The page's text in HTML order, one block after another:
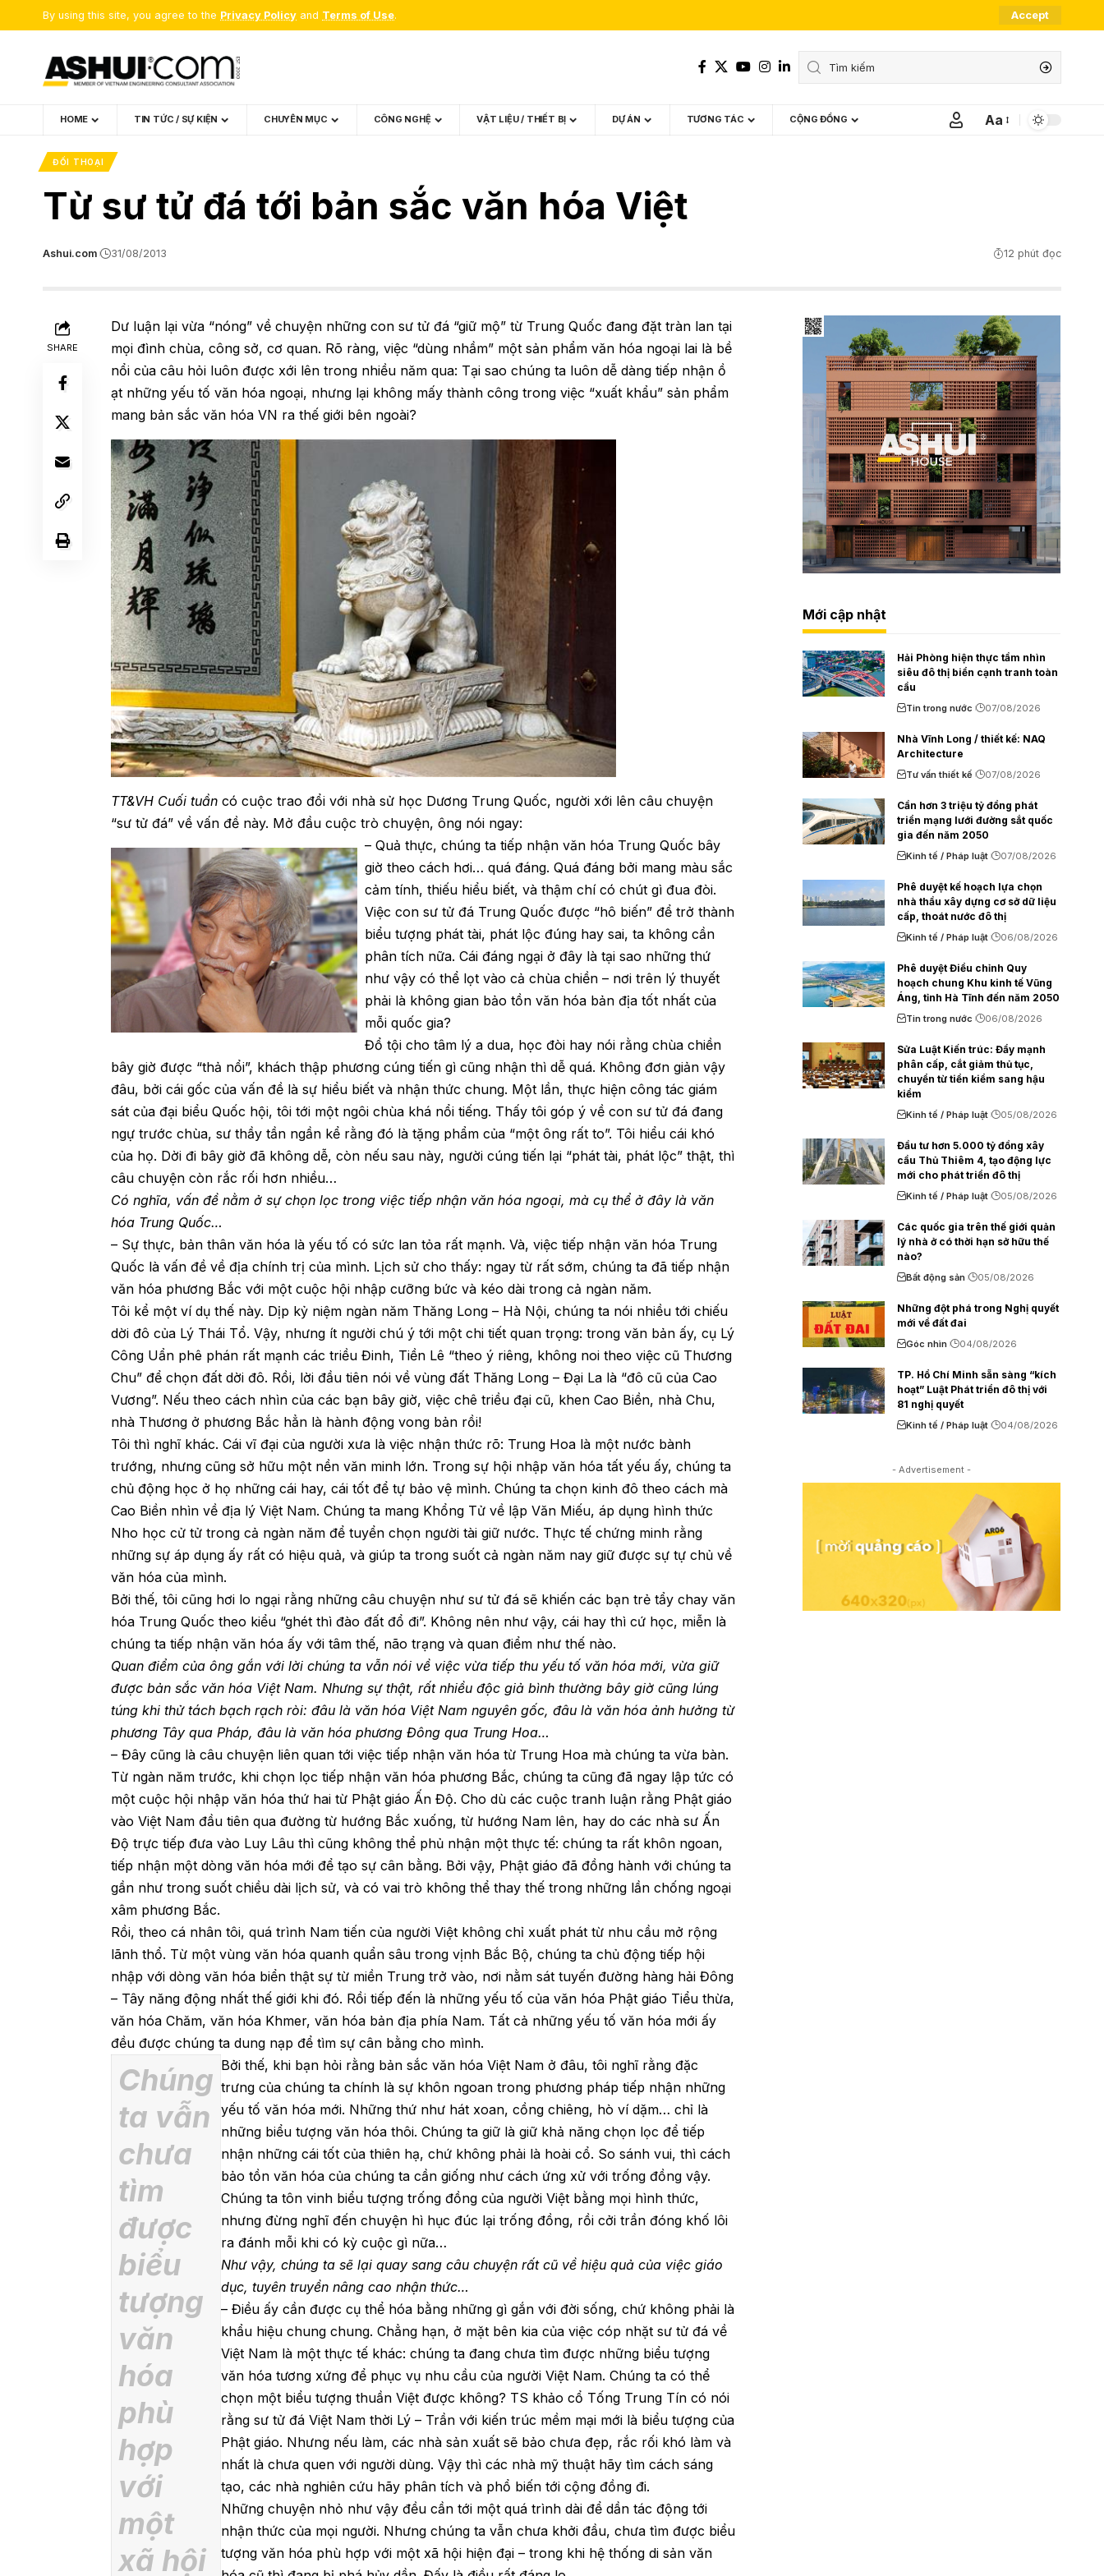
By using this site, you agree to the Privacy Policy and Terms of Use. Accept
HOME TIN TỨC / SỰ KIỆN CHUYÊN MỤC CÔNG NGHỆ VẬT LIỆU / THIẾT BỊ DỰ ÁN TƯƠNG TÁC CỘNG ĐỒNG
Font
Aa
ĐỐI THOẠI
Từ sư tử đá tới bản sắc văn hóa Việt
Ashui.com 31/08/2013 12 phút đọc
SHARE
Dư luận lại vừa “nóng” về chuyện những con sư tử đá “giữ mộ” từ Trung Quốc đang đặt tràn lan tại
mọi đình chùa, công sở, cơ quan. Rõ ràng, việc “dùng nhầm” một sản phẩm văn hóa ngoại lai là bề
nổi của câu hỏi luôn được xới lên trong nhiều năm qua: Tại sao chúng ta luôn dễ dàng tiếp nhận ồ
ạt những yếu tố văn hóa ngoại, nhưng lại không mấy thành công trong việc “xuất khẩu” sản phẩm
mang bản sắc văn hóa VN ra thế giới bên ngoài?
TT&VH Cuối tuần có cuộc trao đổi với nhà sử học Dương Trung Quốc, người xới lên câu chuyện
“sư tử đá” về vấn đề này. Mở đầu cuộc trò chuyện, ông nói ngay:
– Quả thực, chúng ta tiếp nhận văn hóa Trung Quốc bây
giờ theo cách hơi… quá đáng. Quá đáng bởi mang màu sắc
cảm tính, thiếu hiểu biết, và thậm chí có chút gì đua đòi.
Việc con sư tử đá Trung Quốc được “hô biến” để trở thành
biểu tượng phát tài, phát lộc đúng hay sai, ta không cần
phân tích nữa. Cái đáng ngại ở đây là tại sao những thứ
như vậy có thể lọt vào cả chùa chiền – nơi trên lý thuyết
phải là không gian bảo tồn văn hóa bản địa tốt nhất của
mỗi quốc gia?
Đổ tội cho tâm lý a dua, học đòi hay nói rằng chùa chiền
bây giờ được “thả nổi”, khách thập phương cúng tiến gì cũng nhận thì dễ quá. Không đơn giản vậy
đâu, bởi cái gốc của vấn đề là sự hiểu biết và nhận thức chung. Một lần, thực hiện công tác giám
sát của đại biểu Quốc hội, tôi tới một ngôi chùa khá nổi tiếng. Thấy tôi góp ý về con sư tử đá đang
ngự trước chùa, sư thầy tần ngần kể rằng đó là tặng phẩm của “một ông rất to”. Tôi hiểu cái khó
của họ. Dời đi bây giờ đã không dễ, còn nếu sau này, người cúng tiến lại “phát tài, phát lộc” thật, thì
câu chuyện còn rắc rối hơn nhiều…
Có nghĩa, vấn đề nằm ở sự chọn lọc trong việc tiếp nhận văn hóa ngoại, mà cụ thể ở đây là văn
hóa Trung Quốc…
– Sự thực, bản thân văn hóa là yếu tố có sức lan tỏa rất mạnh. Và, việc tiếp nhận văn hóa Trung
Quốc là vấn đề về địa chính trị của mình. Lịch sử cho thấy: ngay từ rất sớm, chúng ta đã tiếp nhận
văn hóa phương Bắc với một cuộc hội nhập cưỡng bức và kéo dài trong cả ngàn năm.
Tôi kể một ví dụ thế này. Dịp kỷ niệm ngàn năm Thăng Long – Hà Nội, chúng ta nói nhiều tới chiếu
dời đô của Lý Thái Tổ. Vậy, nhưng ít người chú ý tới một chi tiết quan trọng: trong văn bản ấy, cụ Lý
Công Uẩn phê phán rất mạnh các triều Đinh, Tiền Lê “theo ý riêng, không noi theo việc cũ Thương
Chu” để chọn đất dời đô. Rồi, lời đầu tiên nói về vùng đất Thăng Long – Đại La là “đô cũ của Cao
Vương”. Nếu theo cách nhìn của các bạn bây giờ, việc chê triều đại cũ, khen Cao Biền, nhà Chu,
nhà Thương ở phương Bắc hẳn là hành động vong bản rồi!
Tôi thì nghĩ khác. Cái vĩ đại của người xưa là việc nhận thức rõ: Trung Hoa là một nước bành
trướng, nhưng cũng sở hữu một nền văn minh lớn. Trong sự hội nhập văn hóa tất yếu ấy, chúng ta
chủ động học ở họ những cái hay, cái tốt để tự bảo vệ mình. Chúng ta chọn kinh đô theo cách mà
Cao Biền nhìn về địa lý Việt Nam. Chúng ta mang Khổng Tử về lập Văn Miếu, áp dụng hình thức
Nho học cử tử trong cả ngàn năm để tuyển chọn người tài giữ nước. Thực tế chứng minh rằng
những sự áp dụng ấy rất có hiệu quả, và giúp ta trong suốt cả ngàn năm nay giữ được sự tự chủ về
văn hóa của mình.
Bởi thế, tôi cũng hơi lo ngại rằng những câu chuyện như sư tử đá sẽ khiến các bạn trẻ tẩy chay văn
hóa Trung Quốc theo kiểu “ghét thì đào đất đổ đi”. Không nên như vậy, cái hay thì cứ học, miễn là
chúng ta tiếp nhận văn hóa ấy với tâm thế, não trạng và quan điểm như thế nào.
Quan điểm của ông gắn với lời chúng ta vẫn nói về việc vừa tiếp thu yếu tố văn hóa mới, vừa giữ
được bản sắc văn hóa Việt Nam. Nhưng sự thật, rất nhiều độc giả bình thường bây giờ cũng lúng
túng khi thử tách bạch rạch ròi: đâu là văn hóa Việt Nam nguyên gốc, đâu là văn hóa ảnh hưởng từ
phương Tây qua Pháp, đâu là văn hóa phương Đông qua Trung Hoa…
– Đây cũng là câu chuyện liên quan tới việc tiếp nhận văn hóa từ Trung Hoa mà chúng ta vừa bàn.
Từ ngàn năm trước, khi chọn lọc tiếp nhận văn hóa phương Bắc, chúng ta cũng đã ngay lập tức có
một cuộc hội nhập văn hóa thứ hai từ Phật giáo Ấn Độ. Cho dù các cuộc tranh luận rằng Phật giáo
vào Việt Nam đầu tiên qua đường từ hướng Bắc xuống, từ hướng Nam lên, hay do các nhà sư Ấn
Độ trực tiếp đưa vào Luy Lâu thì cũng không thể phủ nhận một thực tế: chúng ta rất khôn ngoan,
tiếp nhận một dòng văn hóa mới để tạo sự cân bằng. Bởi vậy, Phật giáo đã đồng hành với chúng ta
gần như trong suốt chiều dài lịch sử, và có vai trò không thể thay thế trong những lần chống ngoại
xâm phương Bắc.
Rồi, theo cá nhân tôi, quá trình Nam tiến của người Việt không chỉ xuất phát từ nhu cầu mở rộng
lãnh thổ. Từ một vùng văn hóa quanh quẩn sâu trong vịnh Bắc Bộ, chúng ta chủ động tiếp hội
nhập với dòng văn hóa biển thật sự từ miền Trung trở vào, nơi nằm sát tuyến đường hàng hải Đông
– Tây năng động nhất thế giới khi đó. Rồi tiếp đến là những yếu tố của văn hóa Phật giáo Tiểu thừa,
văn hóa Chăm, văn hóa Khmer, văn hóa bản địa phía Nam. Tất cả những yếu tố văn hóa mới ấy
đều được chúng ta dung nạp để tìm sự cân bằng cho mình.
Chúng
ta vẫn
chưa
tìm
được
biểu
tượng
văn
hóa
phù
hợp
với
một
xã hội
Bởi thế, khi bạn hỏi rằng bản sắc văn hóa Việt Nam ở đâu, tôi nghĩ rằng đặc
trưng của chúng ta chính là sự khôn ngoan trong phương pháp tiếp nhận những
yếu tố văn hóa mới. Những thứ như hát xoan, cồng chiêng, hò ví dặm… chỉ là
những biểu tượng văn hóa thôi. Chúng ta giữ là giữ khả năng chọn lọc để tiếp
nhận những cái tốt của thiên hạ, chứ không phải là hoài cổ. So sánh vui, thì cách
bảo tồn văn hóa của chúng ta cần giống như cách ứng xử với trống đồng vậy.
Chúng ta tôn vinh biểu tượng trống đồng của người Việt bằng mọi hình thức,
nhưng đừng nghĩ đến chuyện hì hục đúc lại trống đồng, rồi cởi trần đóng khố lôi
ra đánh mỗi khi có kỳ cuộc gì nữa…
Như vậy, chúng ta sẽ lại quay sang câu chuyện rất cũ về hiệu quả của việc giáo
dục, tuyên truyền nâng cao nhận thức…
– Điều ấy cần được cụ thể hóa bằng những gì gắn với đời sống, chứ không phải là
khẩu hiệu chung chung. Chẳng hạn, ở mặt bên kia của việc cóp nhặt sư tử đá về
Việt Nam là một thực tế khác: chúng ta đang chưa tìm được những biểu tượng
văn hóa tương xứng để phục vụ nhu cầu của người Việt Nam. Chúng ta có thể
chọn một biểu tượng thuần Việt được không? TS khảo cổ Tống Trung Tín có nói
rằng sư tử đá Việt Nam thời Lý – Trần với kiến trúc mềm mại mới là biểu tượng của
Phật giáo. Nhưng nếu làm, các nhà sản xuất sẽ bảo chưa đẹp, rắc rối khó làm và
nhất là chưa quen với người dùng. Vậy thì các nhà mỹ thuật hãy tìm cách sáng
tạo, các nhà nghiên cứu hãy phân tích và phổ biến tới cộng đồng đi.
Những chuyện nhỏ như vậy đều cần tới một quá trình dài để dần tác động tới
nhận thức của mọi người. Nhưng chúng ta vẫn chưa khởi đầu, chưa tìm được biểu
tượng văn hóa phù hợp với một xã hội hiện đại – trong khi hệ thống di sản văn
Mới cập nhật
Hải Phòng hiện thực tầm nhìn
siêu đô thị biển cạnh tranh toàn
cầu
Tin trong nước 07/08/2026
Nhà Vĩnh Long / thiết kế: NAQ
Architecture
Tư vấn thiết kế 07/08/2026
Cần hơn 3 triệu tỷ đồng phát
triển mạng lưới đường sắt quốc
gia đến năm 2050
Kinh tế / Pháp luật 07/08/2026
Phê duyệt kế hoạch lựa chọn
nhà thầu xây dựng cơ sở dữ liệu
cấp, thoát nước đô thị
Kinh tế / Pháp luật 06/08/2026
Phê duyệt Điều chỉnh Quy
hoạch chung Khu kinh tế Vũng
Áng, tỉnh Hà Tĩnh đến năm 2050
Tin trong nước 06/08/2026
Sửa Luật Kiến trúc: Đẩy mạnh
phân cấp, cắt giảm thủ tục,
chuyển từ tiền kiểm sang hậu
kiểm
Kinh tế / Pháp luật 05/08/2026
Đầu tư hơn 5.000 tỷ đồng xây
cầu Thủ Thiêm 4, tạo động lực
mới cho phát triển đô thị
Kinh tế / Pháp luật 05/08/2026
Các quốc gia trên thế giới quản
lý nhà ở có thời hạn sở hữu thế
nào?
Bất động sản 05/08/2026
Những đột phá trong Nghị quyết
mới về đất đai
Góc nhìn 04/08/2026
TP. Hồ Chí Minh sẵn sàng “kích
hoạt” Luật Phát triển đô thị với
81 nghị quyết
Kinh tế / Pháp luật 04/08/2026
- Advertisement -